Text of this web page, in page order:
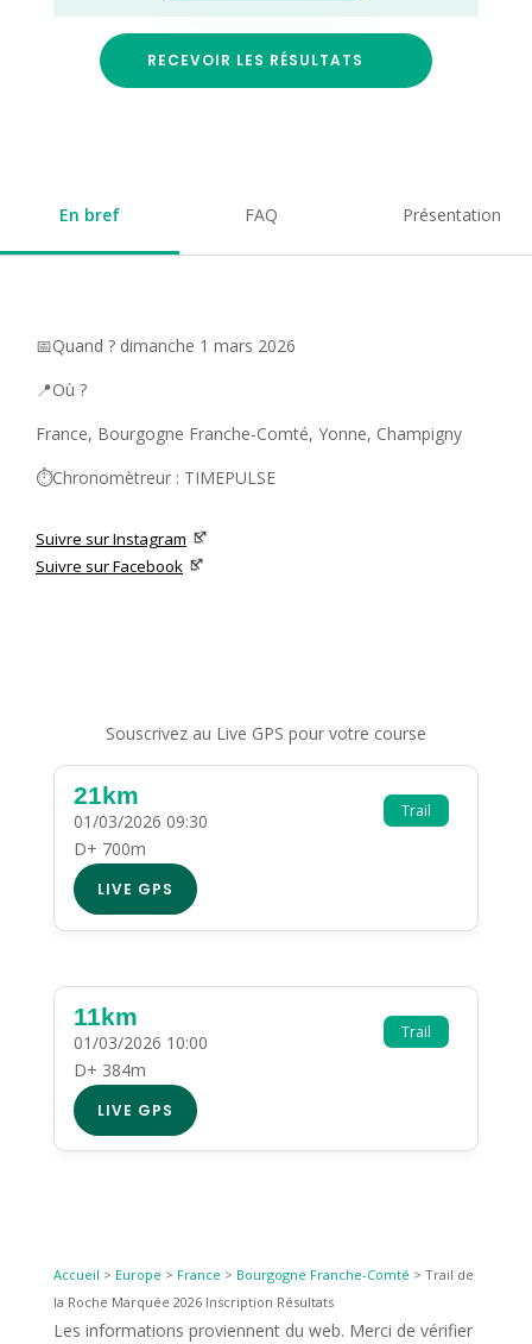
RECEVOIR LES RÉSULTATS
En bref FAQ Présentation
📅Quand ? dimanche 1 mars 2026
📍Où ?
France, Bourgogne Franche-Comté, Yonne, Champigny
⏱️Chronomètreur : TIMEPULSE
Suivre sur Instagram
Suivre sur Facebook
Souscrivez au Live GPS pour votre course
Trail
21km
01/03/2026 09:30
D+ 700m
LIVE GPS
Trail
11km
01/03/2026 10:00
D+ 384m
LIVE GPS
Accueil > Europe > France > Bourgogne Franche-Comté > Trail de
la Roche Marquée 2026 Inscription Résultats
Les informations proviennent du web. Merci de vérifier